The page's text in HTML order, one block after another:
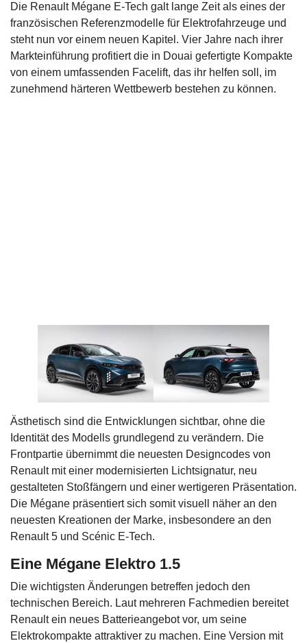
Die Renault Mégane E-Tech galt lange Zeit als eines der
französischen Referenzmodelle für Elektrofahrzeuge und
steht nun vor einem neuen Kapitel. Vier Jahre nach ihrer
Markteinführung profitiert die in Douai gefertigte Kompakte
von einem umfassenden Facelift, das ihr helfen soll, im
zunehmend härteren Wettbewerb bestehen zu können.
Ästhetisch sind die Entwicklungen sichtbar, ohne die
Identität des Modells grundlegend zu verändern. Die
Frontpartie übernimmt die neuesten Designcodes von
Renault mit einer modernisierten Lichtsignatur, neu
gestalteten Stoßfängern und einer wertigeren Präsentation.
Die Mégane präsentiert sich somit visuell näher an den
neuesten Kreationen der Marke, insbesondere an den
Renault 5 und Scénic E-Tech.
Eine Mégane Elektro 1.5
Die wichtigsten Änderungen betreffen jedoch den
technischen Bereich. Laut mehreren Fachmedien bereitet
Renault ein neues Batterieangebot vor, um seine
Elektrokompakte attraktiver zu machen. Eine Version mit